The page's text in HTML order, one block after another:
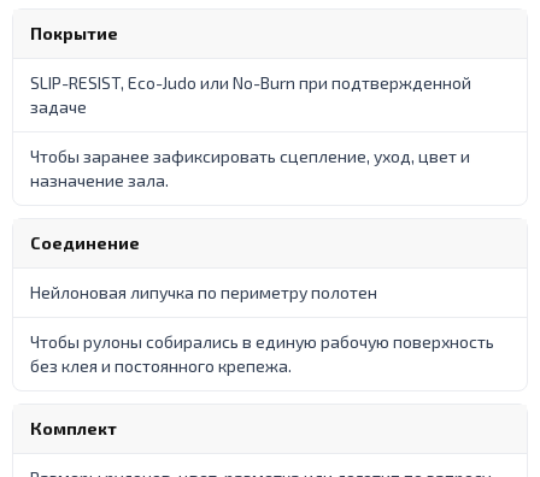
Покрытие
SLIP-RESIST, Eco-Judo или No-Burn при подтвержденной
задаче
Чтобы заранее зафиксировать сцепление, уход, цвет и
назначение зала.
Соединение
Нейлоновая липучка по периметру полотен
Чтобы рулоны собирались в единую рабочую поверхность
без клея и постоянного крепежа.
Комплект